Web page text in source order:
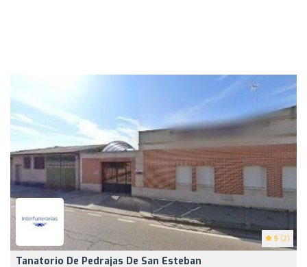
5 (2)
Tanatorio De Pedrajas De San Esteban